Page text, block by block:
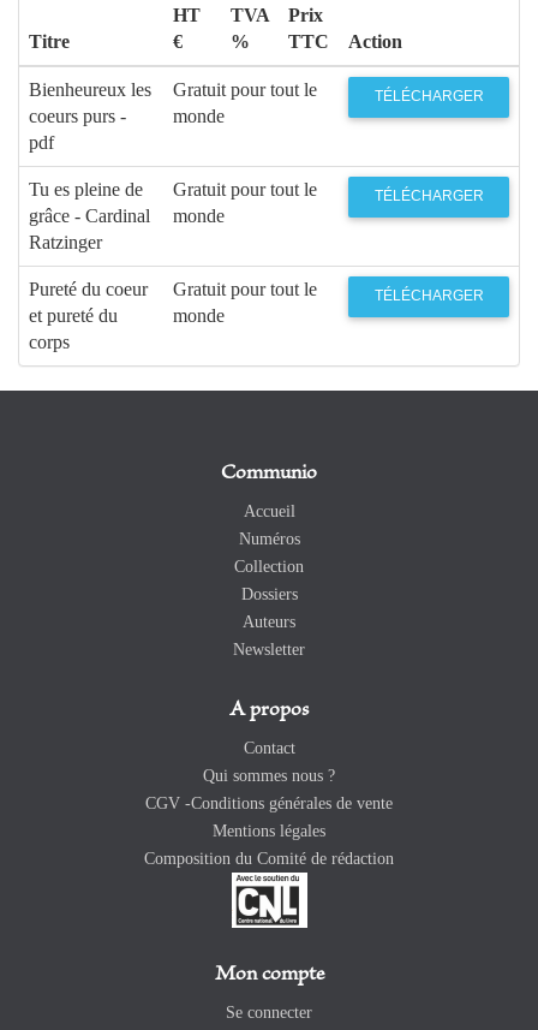
Titre
HT
€
TVA
%
Prix
TTC
Action
Bienheureux les
coeurs purs -
pdf
Gratuit pour tout le
monde
TÉLÉCHARGER
Tu es pleine de
grâce - Cardinal
Ratzinger
Gratuit pour tout le
monde
TÉLÉCHARGER
Pureté du coeur
et pureté du
corps
Gratuit pour tout le
monde
TÉLÉCHARGER
Communio
Accueil
Numéros
Collection
Dossiers
Auteurs
Newsletter
A propos
Contact
Qui sommes nous ?
CGV -Conditions générales de vente
Mentions légales
Composition du Comité de rédaction
Mon compte
Se connecter